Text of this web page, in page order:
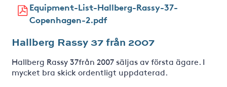
Equipment-List-Hallberg-Rassy-37-
Copenhagen-2.pdf
Hallberg Rassy 37 från 2007
Hallberg Rassy 37från 2007 säljas av första ägare. I
mycket bra skick ordentligt uppdaterad.